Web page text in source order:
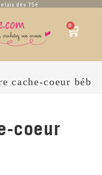
relais dès 75€
0
cache-coeur bébé
coeur